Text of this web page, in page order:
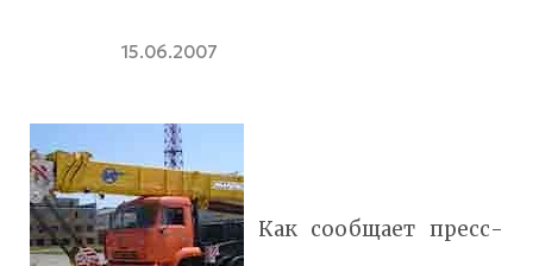
15.06.2007
Как сообщает пресс-